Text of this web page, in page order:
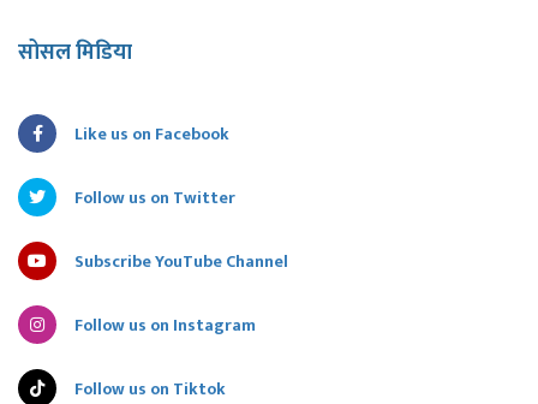
सोसल मिडिया
Like us on Facebook
Follow us on Twitter
Subscribe YouTube Channel
Follow us on Instagram
Follow us on Tiktok